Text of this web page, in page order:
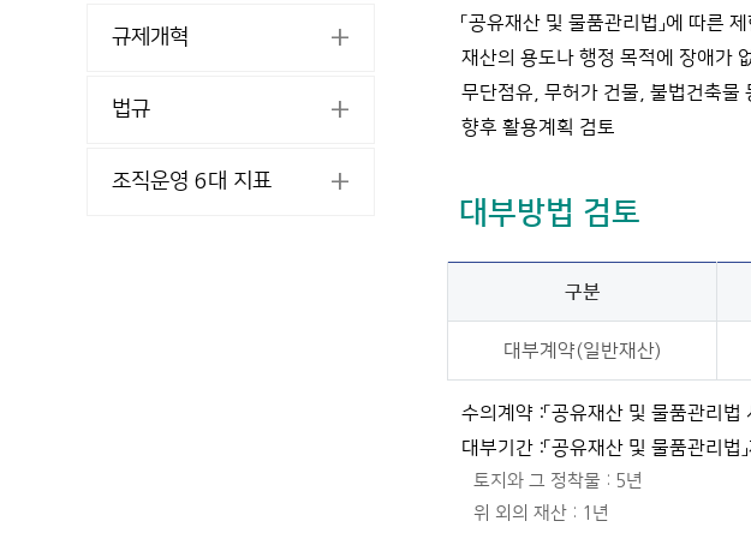
규제개혁
법규
조직운영 6대 지표
「공유재산 및 물품관리법」에 따른
재산의 용도나 행정 목적에 장애가
무단점유, 무허가 건물, 불법건축물
향후 활용계획 검토
대부방법 검토
구분
대부계약(일반재산)
수의계약 :「공유재산 및 물품관리
대부기간 :「공유재산 및 물품관리법
토지와 그 정착물 : 5년
위 외의 재산 : 1년